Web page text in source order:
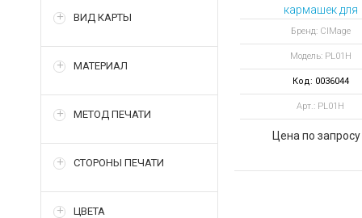
ВИД КАРТЫ
МАТЕРИАЛ
МЕТОД ПЕЧАТИ
СТОРОНЫ ПЕЧАТИ
ЦВЕТА
кармашек для
бейджей и
пластиковых
жесткий
Бренд: CIMage
Модель: PL01H
Код: 0036044
Арт.: PL01H
Цена по запросу